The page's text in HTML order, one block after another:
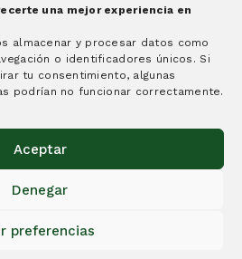
una mejor experiencia en
almacenar y procesar datos como
o identificadores únicos. Si
tu consentimiento, algunas
podrían no funcionar correctamente.
Aceptar
Denegar
preferencias
arena, y nuestra apuesta por
a 20:00
a 14:00
de pago